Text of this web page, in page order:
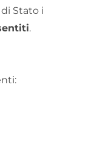
Stato i
.